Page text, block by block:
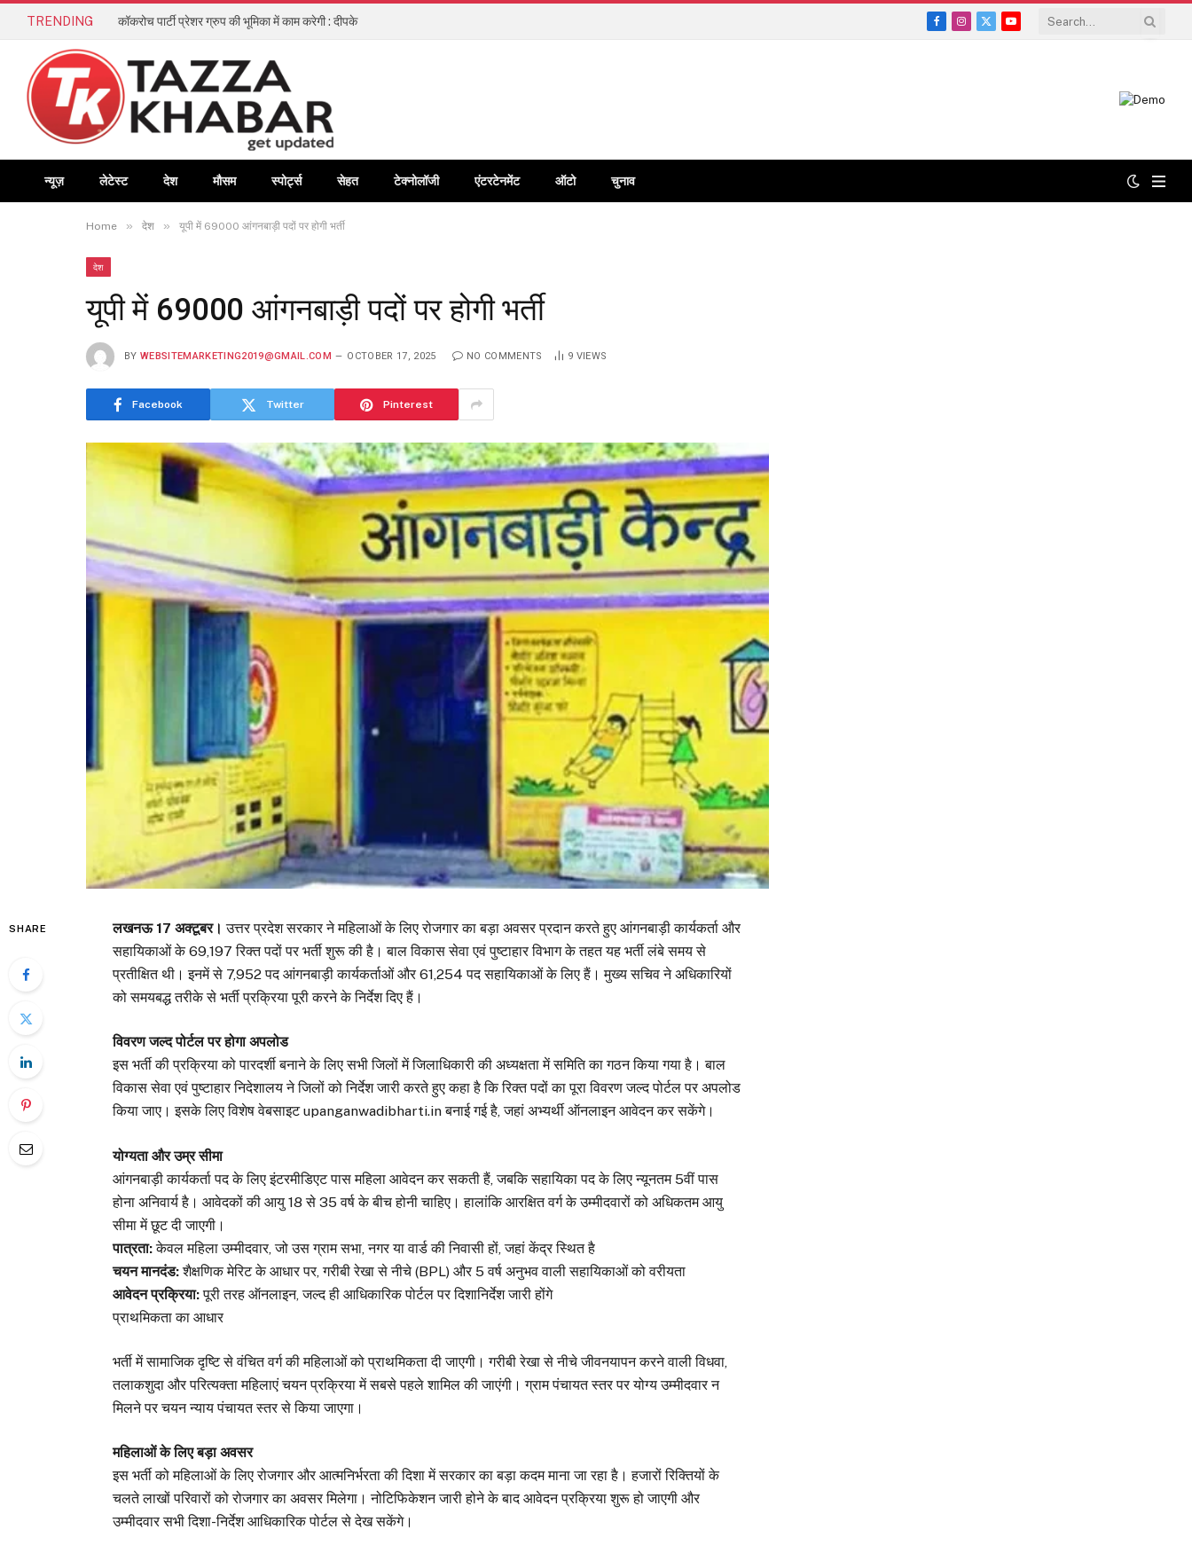
TRENDING कॉकरोच पार्टी प्रेशर ग्रुप की भूमिका में काम करेगी : दीपके
Facebook
Instagram
X
YouTube
न्यूज़ लेटेस्ट देश मौसम स्पोर्ट्स सेहत टेक्नोलॉजी एंटरटेनमेंट ऑटो चुनाव
Home » देश » यूपी में 69000 आंगनबाड़ी पदों पर होगी भर्ती
देश
यूपी में 69000 आंगनबाड़ी पदों पर होगी भर्ती
BY WEBSITEMARKETING2019@GMAIL.COM OCTOBER 17, 2025 NO COMMENTS 9 VIEWS
Facebook Twitter Pinterest
SHARE लखनऊ 17 अक्टूबर।उत्तर प्रदेश सरकार ने महिलाओं के लिए रोजगार का बड़ा अवसर प्रदान करते हुए आंगनबाड़ी कार्यकर्ता और
सहायिकाओं के 69,197 रिक्त पदों पर भर्ती शुरू की है। बाल विकास सेवा एवं पुष्टाहार विभाग के तहत यह भर्ती लंबे समय से
प्रतीक्षित थी। इनमें से 7,952 पद आंगनबाड़ी कार्यकर्ताओं और 61,254 पद सहायिकाओं के लिए हैं। मुख्य सचिव ने अधिकारियों
को समयबद्ध तरीके से भर्ती प्रक्रिया पूरी करने के निर्देश दिए हैं।
विवरण जल्द पोर्टल पर होगा अपलोड
इस भर्ती की प्रक्रिया को पारदर्शी बनाने के लिए सभी जिलों में जिलाधिकारी की अध्यक्षता में समिति का गठन किया गया है। बाल
विकास सेवा एवं पुष्टाहार निदेशालय ने जिलों को निर्देश जारी करते हुए कहा है कि रिक्त पदों का पूरा विवरण जल्द पोर्टल पर अपलोड
किया जाए। इसके लिए विशेष वेबसाइट upanganwadibharti.in बनाई गई है, जहां अभ्यर्थी ऑनलाइन आवेदन कर सकेंगे।
योग्यता और उम्र सीमा
आंगनबाड़ी कार्यकर्ता पद के लिए इंटरमीडिएट पास महिला आवेदन कर सकती हैं, जबकि सहायिका पद के लिए न्यूनतम 5वीं पास
होना अनिवार्य है। आवेदकों की आयु 18 से 35 वर्ष के बीच होनी चाहिए। हालांकि आरक्षित वर्ग के उम्मीदवारों को अधिकतम आयु
सीमा में छूट दी जाएगी।
पात्रता:केवल महिला उम्मीदवार, जो उस ग्राम सभा, नगर या वार्ड की निवासी हों, जहां केंद्र स्थित है
चयन मानदंड:शैक्षणिक मेरिट के आधार पर, गरीबी रेखा से नीचे (BPL) और 5 वर्ष अनुभव वाली सहायिकाओं को वरीयता
आवेदन प्रक्रिया:पूरी तरह ऑनलाइन, जल्द ही आधिकारिक पोर्टल पर दिशानिर्देश जारी होंगे
प्राथमिकता का आधार
भर्ती में सामाजिक दृष्टि से वंचित वर्ग की महिलाओं को प्राथमिकता दी जाएगी। गरीबी रेखा से नीचे जीवनयापन करने वाली विधवा,
तलाकशुदा और परित्यक्ता महिलाएं चयन प्रक्रिया में सबसे पहले शामिल की जाएंगी। ग्राम पंचायत स्तर पर योग्य उम्मीदवार न
मिलने पर चयन न्याय पंचायत स्तर से किया जाएगा।
महिलाओं के लिए बड़ा अवसर
इस भर्ती को महिलाओं के लिए रोजगार और आत्मनिर्भरता की दिशा में सरकार का बड़ा कदम माना जा रहा है। हजारों रिक्तियों के
चलते लाखों परिवारों को रोजगार का अवसर मिलेगा। नोटिफिकेशन जारी होने के बाद आवेदन प्रक्रिया शुरू हो जाएगी और
उम्मीदवार सभी दिशा-निर्देश आधिकारिक पोर्टल से देख सकेंगे।